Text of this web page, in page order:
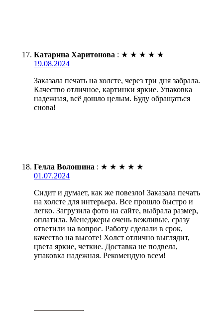
Катарина Харитонова : ★ ★ ★ ★ ★
19.08.2024
Заказала печать на холсте, через три дня забрала.
Качество отличное, картинки яркие. Упаковка
надежная, всё дошло целым. Буду обращаться
снова!
Гелла Волошина : ★ ★ ★ ★ ★
01.07.2024
Сидит и думает, как же повезло! Заказала печать
на холсте для интерьера. Все прошло быстро и
легко. Загрузила фото на сайте, выбрала размер,
оплатила. Менеджеры очень вежливые, сразу
ответили на вопрос. Работу сделали в срок,
качество на высоте! Холст отлично выглядит,
цвета яркие, четкие. Доставка не подвела,
упаковка надежная. Рекомендую всем!